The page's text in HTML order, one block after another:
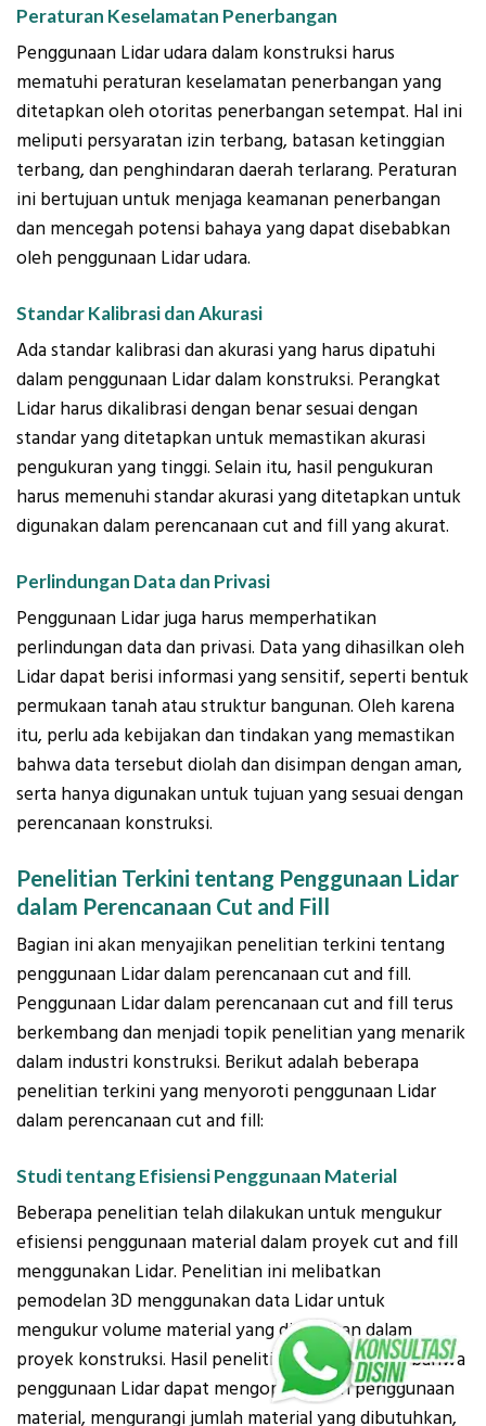
Peraturan Keselamatan Penerbangan
Penggunaan Lidar udara dalam konstruksi harus
mematuhi peraturan keselamatan penerbangan yang
ditetapkan oleh otoritas penerbangan setempat. Hal ini
meliputi persyaratan izin terbang, batasan ketinggian
terbang, dan penghindaran daerah terlarang. Peraturan
ini bertujuan untuk menjaga keamanan penerbangan
dan mencegah potensi bahaya yang dapat disebabkan
oleh penggunaan Lidar udara.
Standar Kalibrasi dan Akurasi
Ada standar kalibrasi dan akurasi yang harus dipatuhi
dalam penggunaan Lidar dalam konstruksi. Perangkat
Lidar harus dikalibrasi dengan benar sesuai dengan
standar yang ditetapkan untuk memastikan akurasi
pengukuran yang tinggi. Selain itu, hasil pengukuran
harus memenuhi standar akurasi yang ditetapkan untuk
digunakan dalam perencanaan cut and fill yang akurat.
Perlindungan Data dan Privasi
Penggunaan Lidar juga harus memperhatikan
perlindungan data dan privasi. Data yang dihasilkan oleh
Lidar dapat berisi informasi yang sensitif, seperti bentuk
permukaan tanah atau struktur bangunan. Oleh karena
itu, perlu ada kebijakan dan tindakan yang memastikan
bahwa data tersebut diolah dan disimpan dengan aman,
serta hanya digunakan untuk tujuan yang sesuai dengan
perencanaan konstruksi.
Penelitian Terkini tentang Penggunaan Lidar
dalam Perencanaan Cut and Fill
Bagian ini akan menyajikan penelitian terkini tentang
penggunaan Lidar dalam perencanaan cut and fill.
Penggunaan Lidar dalam perencanaan cut and fill terus
berkembang dan menjadi topik penelitian yang menarik
dalam industri konstruksi. Berikut adalah beberapa
penelitian terkini yang menyoroti penggunaan Lidar
dalam perencanaan cut and fill:
Studi tentang Efisiensi Penggunaan Material
Beberapa penelitian telah dilakukan untuk mengukur
efisiensi penggunaan material dalam proyek cut and fill
menggunakan Lidar. Penelitian ini melibatkan
pemodelan 3D menggunakan data Lidar untuk
mengukur volume material yang digunakan dalam
proyek konstruksi. Hasil penelitian menunjukkan bahwa
penggunaan Lidar dapat mengoptimalkan penggunaan
material, mengurangi jumlah material yang dibutuhkan,